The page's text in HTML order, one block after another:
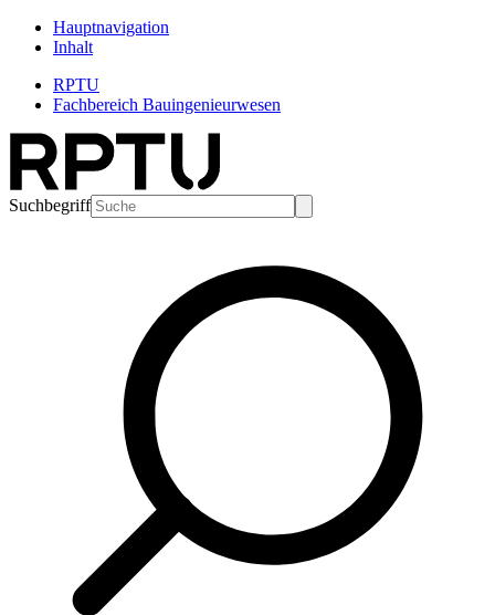
Hauptnavigation
Inhalt
RPTU
Fachbereich Bauingenieurwesen
Suchbegriff